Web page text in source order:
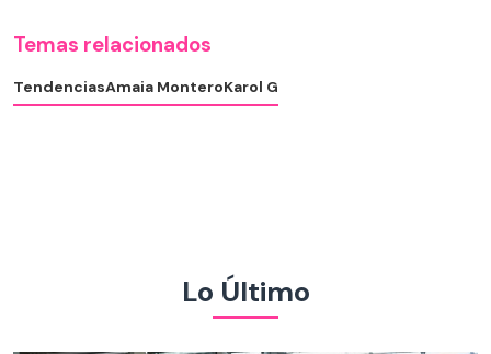
Temas relacionados
TendenciasAmaia MonteroKarol G
Lo Último